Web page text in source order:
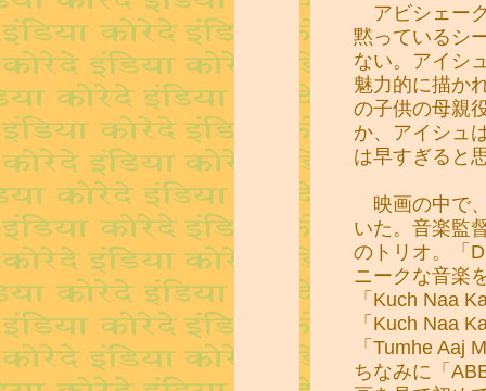
アビシェー
黙っているシ
ない。アイシ
魅力的に描か
の子供の母親
か、アイシュ
は早すぎると
映画の中で
いた。音楽監
のトリオ。「
ニークな音楽
「Kuch Naa
「Kuch Naa
「Tumhe Aaj
ちなみに「